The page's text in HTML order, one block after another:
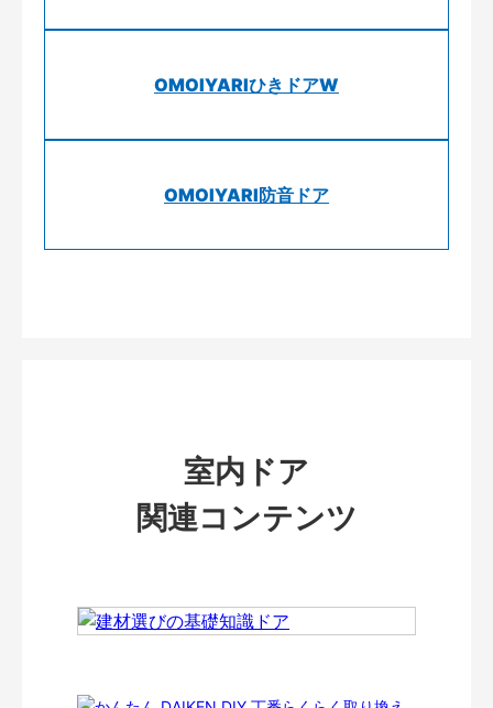
OMOIYARIひきドアW
OMOIYARI防音ドア
室内ドア
関連コンテンツ